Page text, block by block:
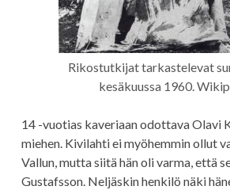
Rikostutkijat tarkastelevat
kesäkuussa 1960.
14 -vuotias kaveriaan odottava Olavi
miehen. Kivilahti ei myöhemmin ollut
Vallun, mutta siitä hän oli varma, että
Gustafsson. Neljäskin henkilö näki